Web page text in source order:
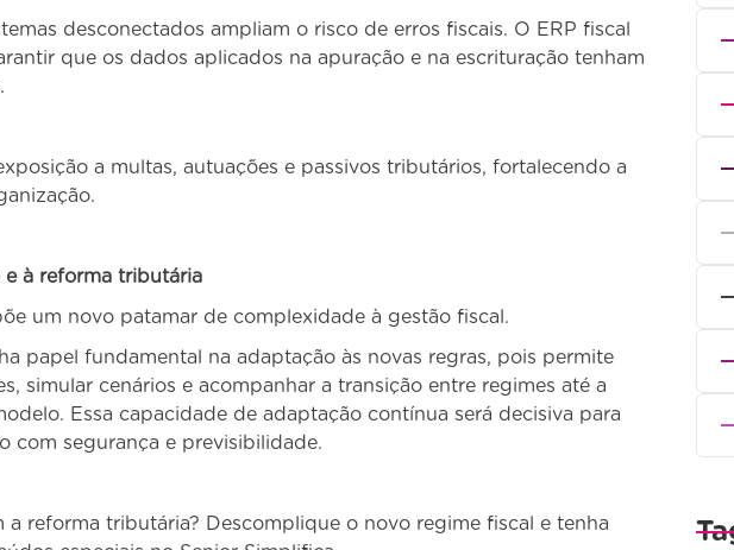
desconectados ampliam o risco de erros fiscais. O ERP fiscal
que os dados aplicados na apuração e na escrituração tenham
a multas, autuações e passivos tributários, fortalecendo a
à reforma tributária
um novo patamar de complexidade à gestão fiscal.
papel fundamental na adaptação às novas regras, pois permite
simular cenários e acompanhar a transição entre regimes até a
Essa capacidade de adaptação contínua será decisiva para
com segurança e previsibilidade.
a reforma tributária? Descomplique o novo regime fiscal e tenha